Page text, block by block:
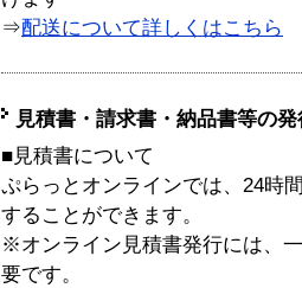
⇒配送について詳しくはこちら
見積書・請求書・納品書等の
■見積書について
ぷらっとオンラインでは、24時
することができます。
※オンライン見積書発行には、
要です。